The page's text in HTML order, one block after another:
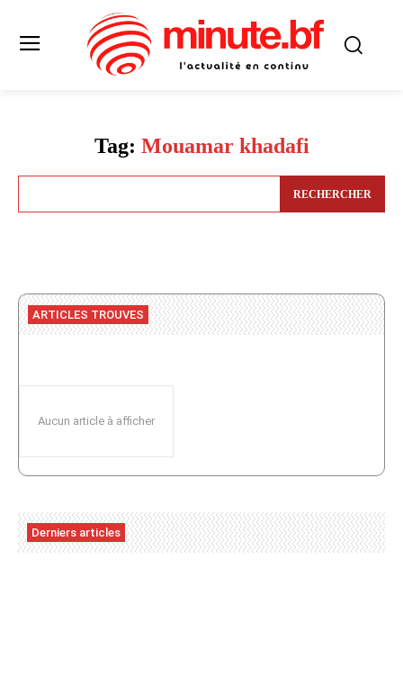
Tag: Mouamar khadafi
RECHERCHER
ARTICLES TROUVES
Aucun article à afficher
Derniers articles